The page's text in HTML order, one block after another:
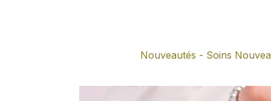
Nouveautés - Soins